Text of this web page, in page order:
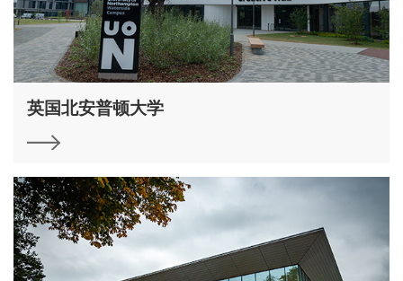
英国北安普顿大学